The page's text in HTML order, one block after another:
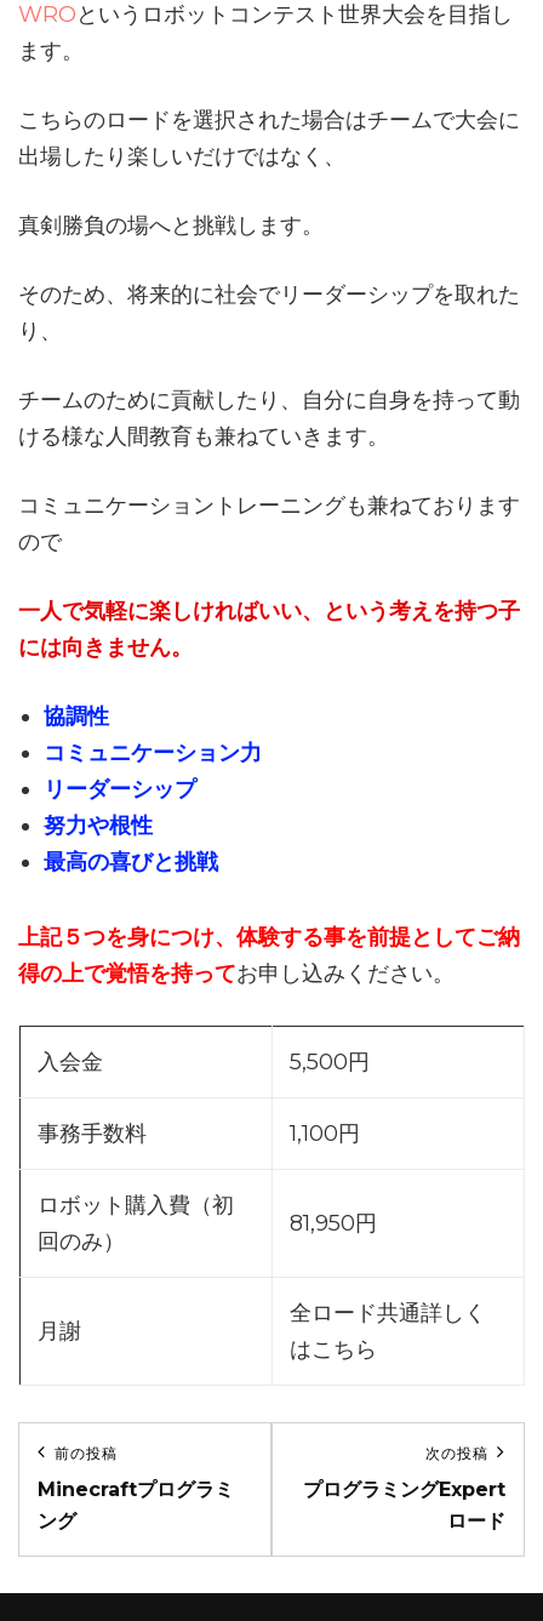
WROというロボットコンテスト世界大会を目指し
ます。
こちらのロードを選択された場合はチームで大会に
出場したり楽しいだけではなく、
真剣勝負の場へと挑戦します。
そのため、将来的に社会でリーダーシップを取れた
り、
チームのために貢献したり、自分に自身を持って動
ける様な人間教育も兼ねていきます。
コミュニケーショントレーニングも兼ねております
ので
一人で気軽に楽しければいい、という考えを持つ子
には向きません。
協調性
コミュニケーション力
リーダーシップ
努力や根性
最高の喜びと挑戦
上記５つを身につけ、体験する事を前提としてご納
得の上で覚悟を持ってお申し込みください。
入会金 5,500円
事務手数料 1,100円
ロボット購入費（初
回のみ）
81,950円
月謝
全ロード共通詳しく
はこちら
投
稿
ナ
ビ
前
の
投
前の投稿
Minecraftプログラミ
ング
の
次の投稿
プログラミングExpert
ロード